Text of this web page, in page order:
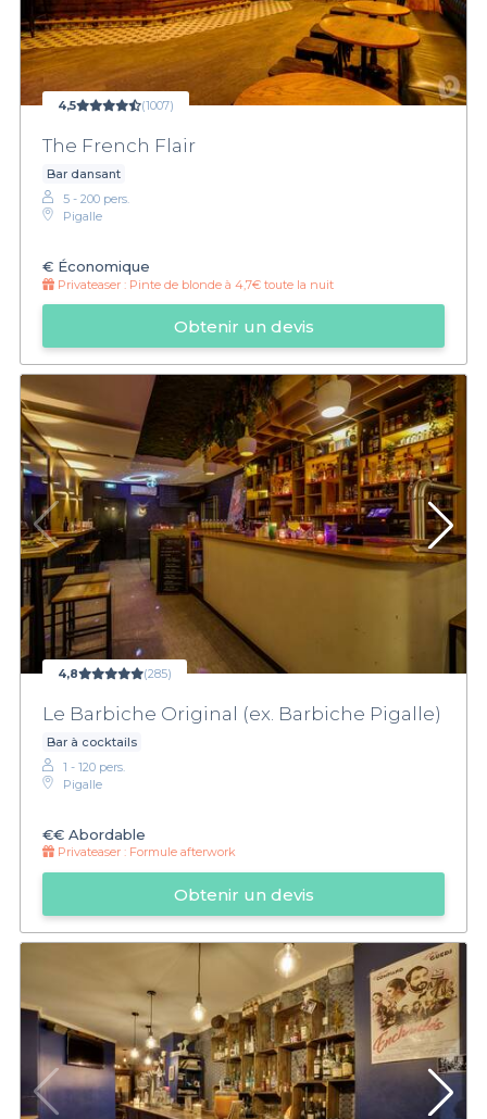
4,5 (1007)
The French Flair
Bar dansant
5 - 200 pers.
Pigalle
€ Économique
Privateaser : Pinte de blonde à 4,7€ toute la nuit
Obtenir un devis
4,8 (285)
Le Barbiche Original (ex. Barbiche Pigalle)
Bar à cocktails
1 - 120 pers.
Pigalle
€€ Abordable
Privateaser : Formule afterwork
Obtenir un devis